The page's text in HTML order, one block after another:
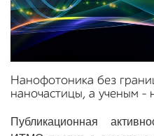
Нанофотоника без
наночастицы, а ученым –
Публикационная